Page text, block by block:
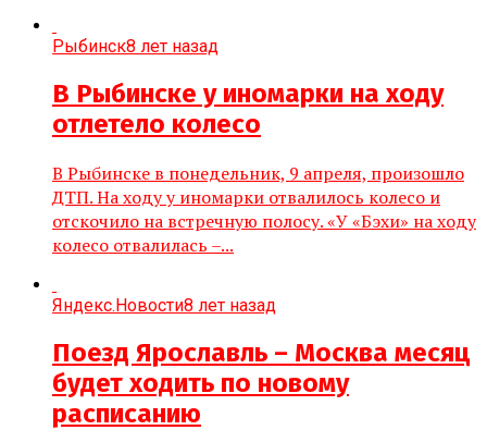
Рыбинск8 лет назад
В Рыбинске у иномарки на ходу
отлетело колесо
В Рыбинске в понедельник, 9 апреля, произошло
ДТП. На ходу у иномарки отвалилось колесо и
отскочило на встречную полосу. «У «Бэхи» на ходу
колесо отвалилась –...
Яндекс.Новости8 лет назад
Поезд Ярославль – Москва месяц
будет ходить по новому
расписанию